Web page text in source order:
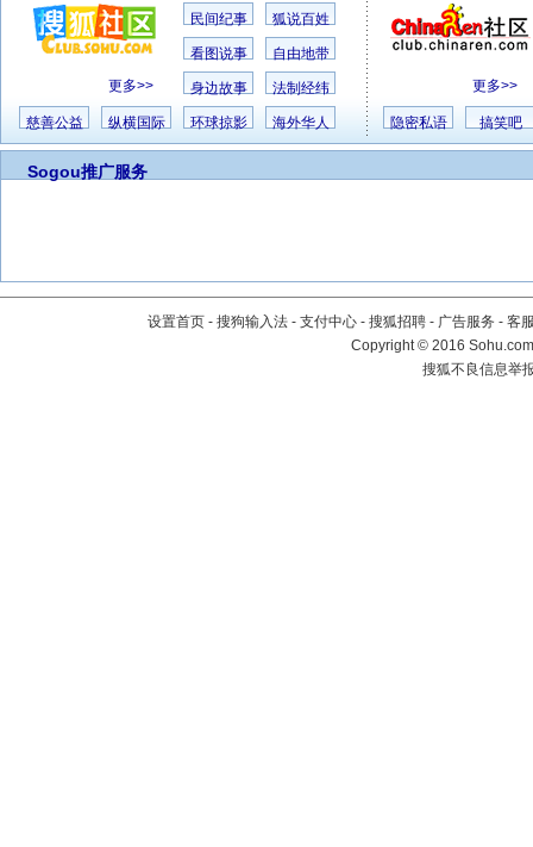
更多>>
民间纪事 狐说百姓
看图说事 自由地带
身边故事 法制经纬
慈善公益 纵横国际 环球掠影 海外华人
更多>>
隐密私语 搞笑吧
Sogou推广服务
设置首页 - 搜狗输入法 - 支付中心 - 搜狐招聘 - 广告服务 - 客
Copyright©2016
搜狐不良信息举